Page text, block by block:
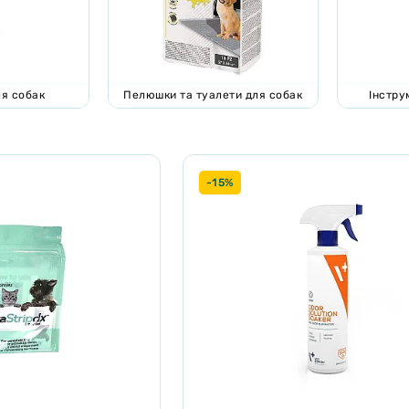
собак Пелюшки та туалети для собак
-15%